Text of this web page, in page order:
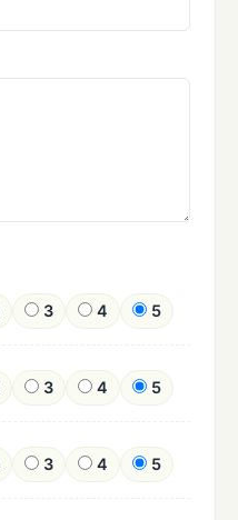
3 4 5
3 4 5
3 4 5